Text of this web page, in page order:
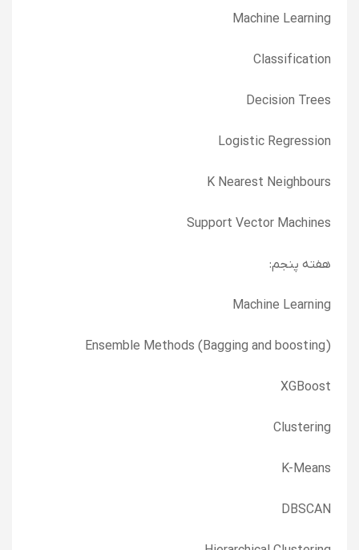
Machine Learning
Classification
Decision Trees
Logistic Regression
K Nearest Neighbours
Support Vector Machines
هفته پنجم:
Machine Learning
Ensemble Methods (Bagging and boosting)
XGBoost
Clustering
K-Means
DBSCAN